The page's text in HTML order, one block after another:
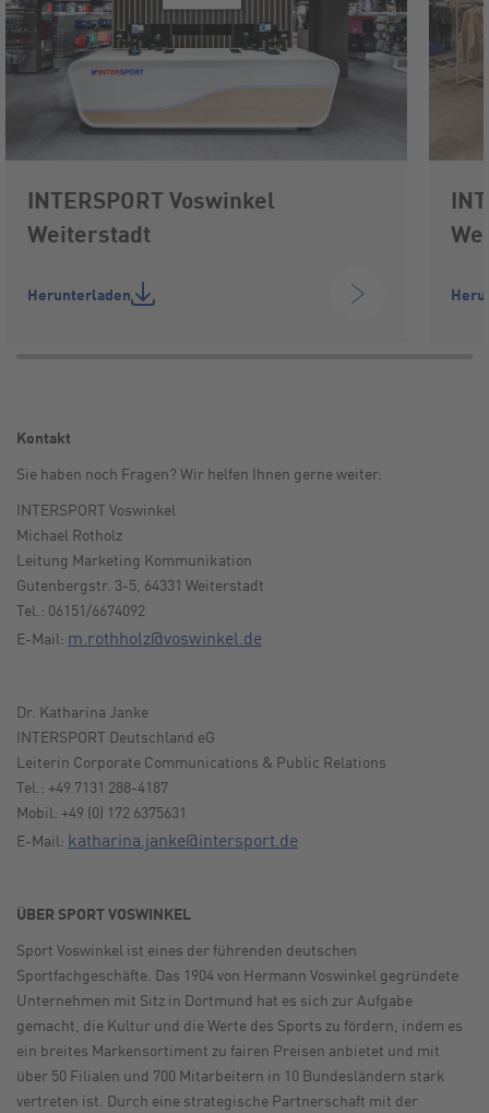
INTERSPORT Voswinkel
Weiterstadt
Herunterladen
Kontakt
Sie haben noch Fragen? Wir helfen Ihnen gerne weiter:
INTERSPORT Voswinkel
Michael Rotholz
Leitung Marketing Kommunikation
Gutenbergstr. 3-5, 64331 Weiterstadt
Tel.: 06151/6674092
E-Mail: m.rothholz@voswinkel.de
Dr. Katharina Janke
INTERSPORT Deutschland eG
Leiterin Corporate Communications & Public Relations
Tel.: +49 7131 288-4187
Mobil: +49 (0) 172 6375631
E-Mail: katharina.janke@intersport.de
ÜBER SPORT VOSWINKEL
Sport Voswinkel ist eines der führenden deutschen
Sportfachgeschäfte. Das 1904 von Hermann Voswinkel gegründete
Unternehmen mit Sitz in Dortmund hat es sich zur Aufgabe
gemacht, die Kultur und die Werte des Sports zu fördern, indem es
ein breites Markensortiment zu fairen Preisen anbietet und mit
über 50 Filialen und 700 Mitarbeitern in 10 Bundesländern stark
vertreten ist. Durch eine strategische Partnerschaft mit der